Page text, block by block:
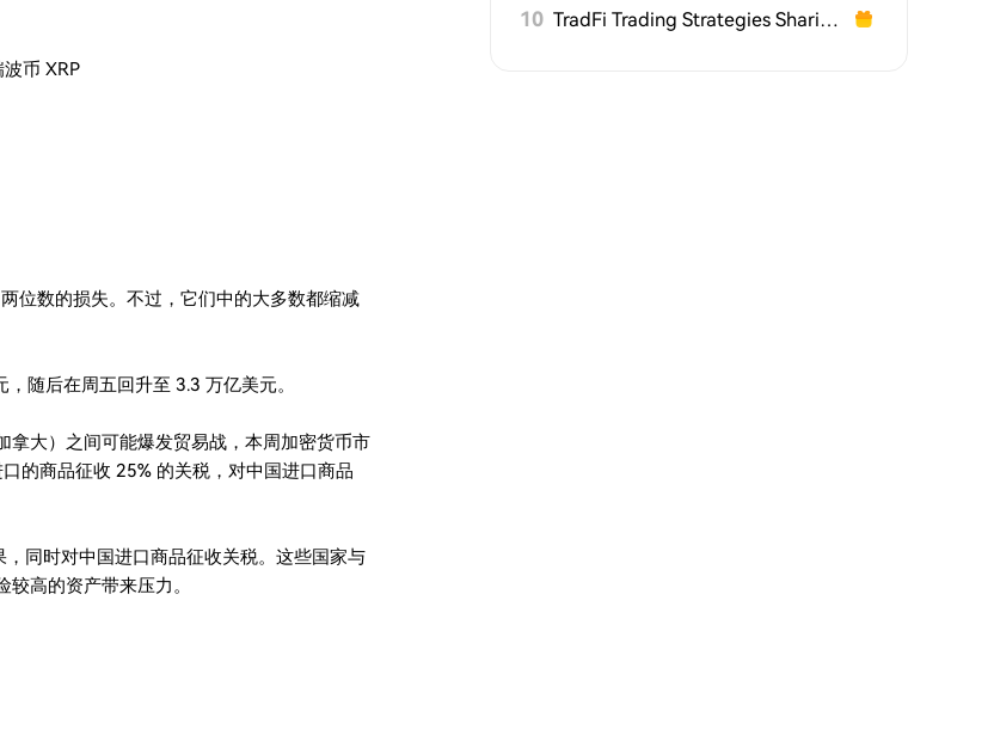
币 XRP
位数的损失。不过，它们中的大多数都缩减
随后在周五回升至 3.3 万亿美元。
拿大）之间可能爆发贸易战，本周加密货币市
的商品征收 25% 的关税，对中国进口商品
同时对中国进口商品征收关税。这些国家与
高的资产带来压力。
10 TradFi Trading Strategies Sharing Challenge